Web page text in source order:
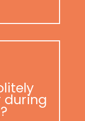
during